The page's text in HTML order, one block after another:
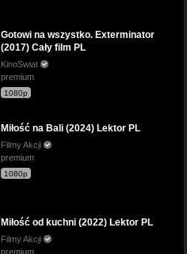
Gotowi na wszystko. Exterminator
(2017) Cały film PL
KinoSwiat
premium
1080p
Miłość na Bali (2024) Lektor PL
Filmy Akcji
premium
1080p
Miłość od kuchni (2022) Lektor PL
Filmy Akcji
premium